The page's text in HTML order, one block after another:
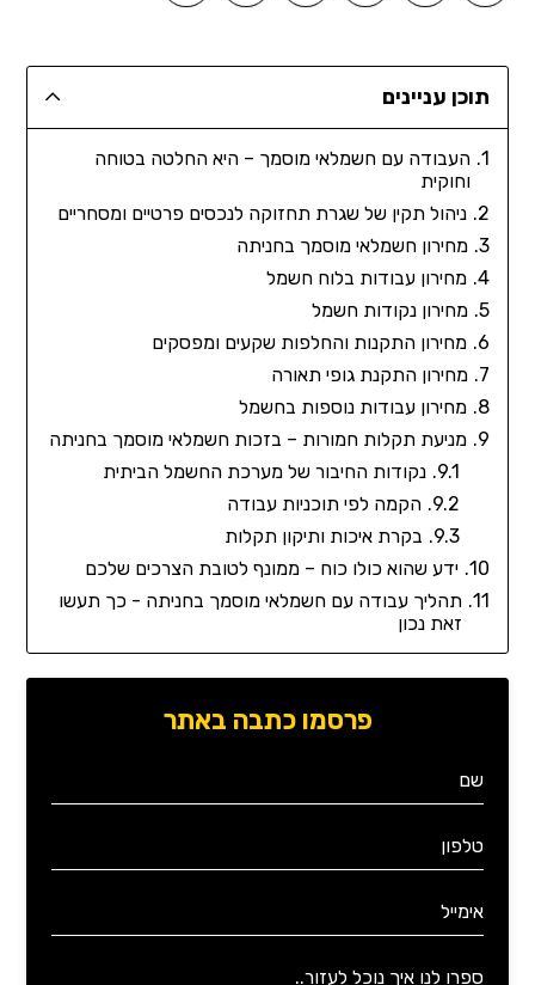
תוכן עניינים
העבודה עם חשמלאי מוסמך – היא החלטה בטוחה
וחוקית
ניהול תקין של שגרת תחזוקה לנכסים פרטיים ומסחריים
מחירון חשמלאי מוסמך בחניתה
מחירון עבודות בלוח חשמל
מחירון נקודות חשמל
מחירון התקנות והחלפות שקעים ומפסקים
מחירון התקנת גופי תאורה
מחירון עבודות נוספות בחשמל
מניעת תקלות חמורות – בזכות חשמלאי מוסמך בחניתה
נקודות החיבור של מערכת החשמל הביתית
הקמה לפי תוכניות עבודה
בקרת איכות ותיקון תקלות
ידע שהוא כולו כוח – ממונף לטובת הצרכים שלכם
תהליך עבודה עם חשמלאי מוסמך בחניתה - כך תעשו
זאת נכון
פרסמו כתבה באתר